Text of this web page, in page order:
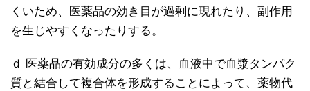
くいため、医薬品の効き目が過剰に現れたり、副作用
を生じやすくなったりする。
ｄ 医薬品の有効成分の多くは、血液中で血漿タンパク
質と結合して複合体を形成することによって、薬物代